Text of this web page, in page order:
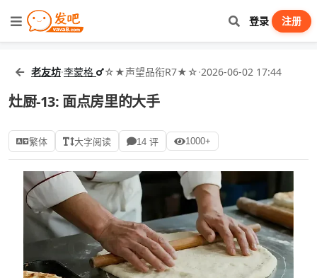
登录 注册
老友坊·李蒙格 ☆★声望品衔R7★☆·2026-06-02 17:44
灶厨-13: 面点房里的大手
繁体 大字阅读 14 评 1000+